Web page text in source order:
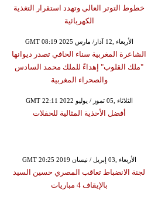
خطوط التوتر العالي وتهدد استقرار التغذية
الكهربائية
GMT 08:19 2025 الأربعاء ,12 آذار/ مارس
الشاعرة المغربية سناء الحافي تصدر ديوانها
"ملك القلوب" إهداءً للملك محمد السادس
والصحراء المغربية
GMT 22:11 2022 الثلاثاء ,05 تموز / يوليو
أفضل الأحذية المثالية للحفلات
GMT 20:25 2019 الأربعاء ,03 إبريل / نيسان
لجنة الانضباط تعاقب المصري حسين السيد
بالإيقاف 4 مباريات